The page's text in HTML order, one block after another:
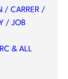
/ CARRER /
/ JOB
& ALL